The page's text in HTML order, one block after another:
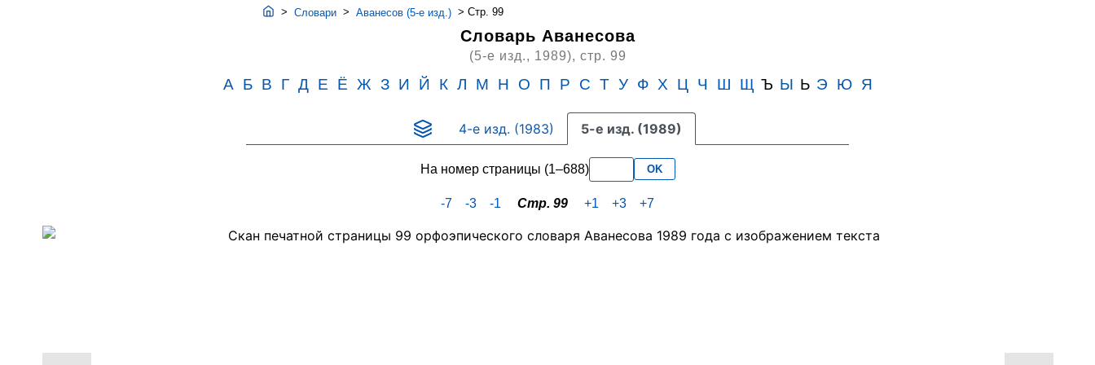
> Словари > Аванесов (5-е изд.) > Стр. 99
Словарь Аванесова
(5-е изд., 1989), стр. 99
А Б В Г Д Е Ё Ж З И Й К Л М Н О П Р С Т У Ф Х Ц Ч Ш Щ Ъ Ы Ь Э Ю Я
4-е изд. (1983) 5-е изд. (1989)
На номер страницы (1–688) OK
-7 -3 -1 Стр. 99 +1 +3 +7
Скан